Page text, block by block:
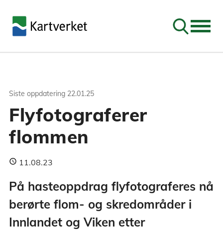
Søk
Siste oppdatering 22.01.25
Flyfotograferer
flommen
11.08.23
På hasteoppdrag flyfotograferes nå
berørte flom- og skredområder i
Innlandet og Viken etter